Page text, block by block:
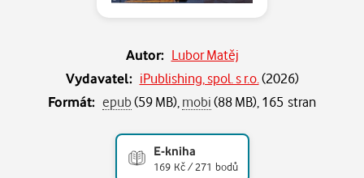
Autor: Lubor Matěj
Vydavatel: iPublishing, spol. s r.o. (2026)
Formát: epub(59 MB), mobi(88 MB), 165 stran
E-kniha
169 Kč / 271 bodů